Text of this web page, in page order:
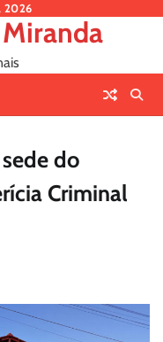
2026
do
Criminal